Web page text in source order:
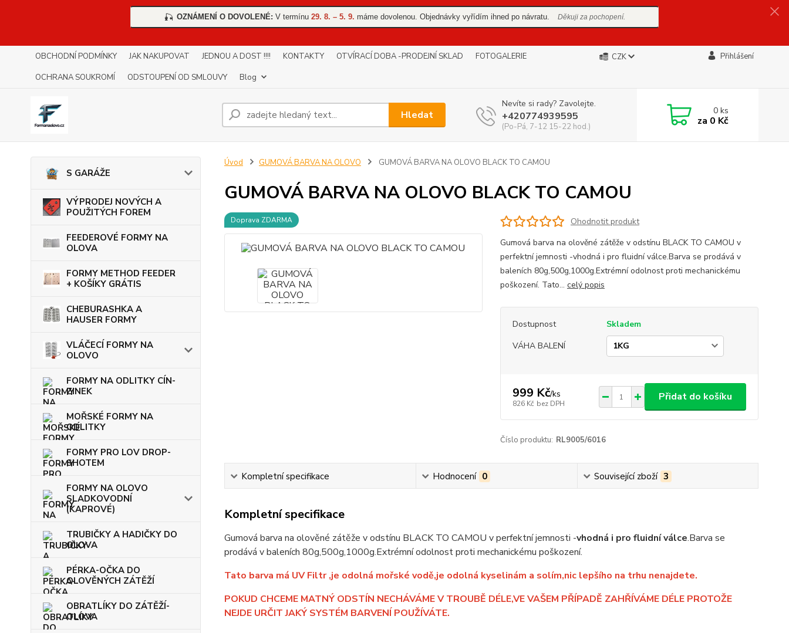
🎣 OZNÁMENÍ O DOVOLENÉ: V termínu 29. 8. – 5. 9. máme dovolenou. Objednávky vyřídím ihned po návratu. Děkuji za pochopení.
OBCHODNÍ PODMÍNKY JAK NAKUPOVAT JEDNOU A DOST !!!! KONTAKTY OTVÍRACÍ DOBA -PRODEJNÍ SKLAD
FOTOGALERIE
OCHRANA SOUKROMÍ
ODSTOUPENÍ OD SMLOUVY Blog
CZK Přihlášení
Hledat
Nevíte si rady? Zavolejte.
+420774939595
(Po-Pá, 7-12 15-22 hod.)
0ks
za 0 Kč
S GARÁŽE
VÝPRODEJ NOVÝCH A
POUŽITÝCH FOREM
FEEDEROVÉ FORMY NA
OLOVA
FORMY METHOD FEEDER
+ KOŠÍKY GRÁTIS
CHEBURASHKA A
HAUSER FORMY
VLÁČECÍ FORMY NA
OLOVO
FORMY NA ODLITKY CÍN-
ZINEK
MOŘSKÉ FORMY NA
ODLITKY
FORMY PRO LOV DROP-
SHOTEM
FORMY NA OLOVO
SLADKOVODNÍ
(KAPROVÉ)
TRUBIČKY A HADIČKY DO
OLOVA
PÉRKA-OČKA DO
OLOVĚNÝCH ZÁTĚŽÍ
OBRATLÍKY DO ZÁTĚŽÍ-
OLOVA
Úvod GUMOVÁ BARVA NA OLOVO GUMOVÁ BARVA NA OLOVO BLACK TO CAMOU
GUMOVÁ BARVA NA OLOVO BLACK TO CAMOU
Doprava ZDARMA
Ohodnotit produkt
Gumová barva na olověné zátěže v odstínu BLACK TO CAMOU v
perfektní jemnosti -vhodná i pro fluidní válce.Barva se prodává v
baleních 80g,500g,1000g.Extrémní odolnost proti mechanickému
poškození. Tato... celý popis
Dostupnost
Skladem
VÁHA BALENÍ
999 Kč/ks
826 Kč bez DPH
Přidat do košíku
Číslo produktu: RL9005/6016
Kompletní specifikace Hodnocení 0 Související zboží 3
Kompletní specifikace
Gumová barva na olověné zátěže v odstínu BLACK TO CAMOU v perfektní jemnosti -vhodná i pro fluidní válce.Barva se
prodává v baleních 80g,500g,1000g.Extrémní odolnost proti mechanickému poškození.
Tato barva má UV Filtr ,je odolná mořské vodě,je odolná kyselinám a solím,nic lepšího na trhu nenajdete.
POKUD CHCEME MATNÝ ODSTÍN NECHÁVÁME V TROUBĚ DÉLE,VE VAŠEM PŘÍPADĚ ZAHŘÍVÁME DÉLE PROTOŽE
NEJDE URČIT JAKÝ SYSTÉM BARVENÍ POUŽÍVÁTE.